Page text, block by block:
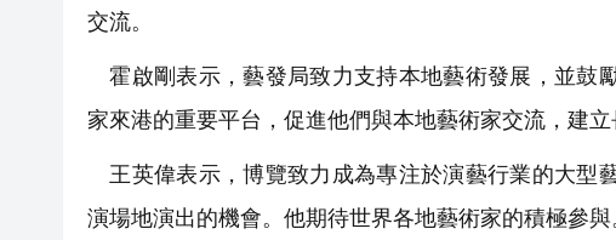
交流。
霍啟剛表示，藝發局致力支持本地藝術發展，並鼓
家來港的重要平台，促進他們與本地藝術家交流，建
王英偉表示，博覽致力成為專注於演藝行業的大型
演場地演出的機會。他期待世界各地藝術家的積極參與